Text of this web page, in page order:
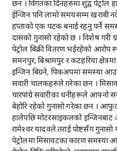
छन । विगतका दिनहरुमा शुद्व पेट्रोल
ईन्जिन पनि लामाे समयसम्म खराबी
हप्ताकाे एक पटक बनाई रहनु पर्ने
दासकाे गुनासाे रहेकाे छ । विशेष गरी
पेट्रोल बिक्री वितरण भईरहेकाे
समनपुर, बिश्रामपुर र कटहरिया
इन्जिन बिग्रने, पिकअपमा समस्या
सवारी चालकहरुले गरेका छन ।
चारपांग्रे सवारीका धनीहरूले आफ्नो
बेहोरि रहेको गुनासाे गरेका छन ।
हालेपछि मोटरसाइकलको
रामेश्वर यादवले तराई पाेष्टसँग
पेट्रोलमा मिसावटका कारण समस्या